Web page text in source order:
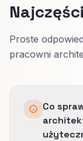
Proste
pracowni
Co